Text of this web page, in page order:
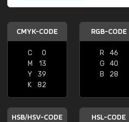
CMYK-CODE
C
0
M
13
Y
39
K
82
RGB-CODE
R
46
G
40
B
28
HSB/HSV-CODE HSL-CODE